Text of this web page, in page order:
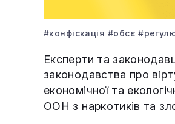
#конфіскація #обсє
Експерти та
законодавства про
економічної та
ООН з наркотиків та